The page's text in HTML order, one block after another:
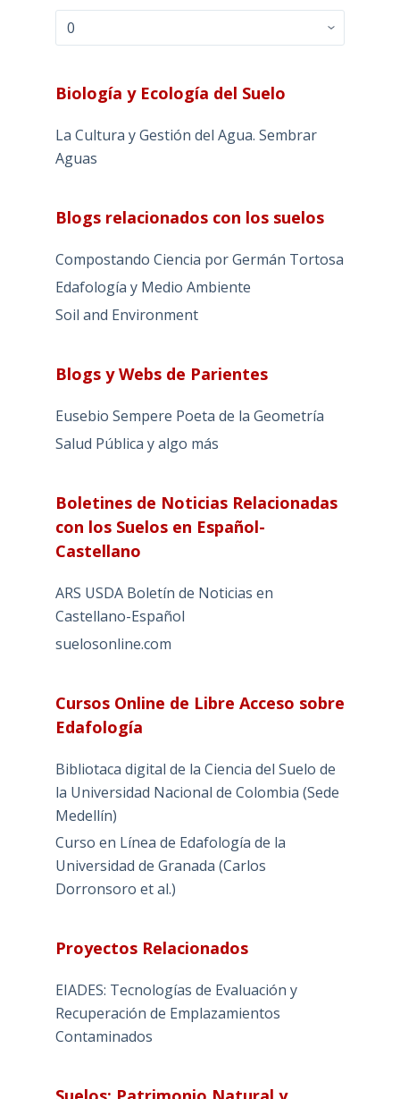
Archivos
Biología y Ecología del Suelo
La Cultura y Gestión del Agua. Sembrar
Aguas
Blogs relacionados con los suelos
Compostando Ciencia por Germán Tortosa
Edafología y Medio Ambiente
Soil and Environment
Blogs y Webs de Parientes
Eusebio Sempere Poeta de la Geometría
Salud Pública y algo más
Boletines de Noticias Relacionadas
con los Suelos en Español-
Castellano
ARS USDA Boletín de Noticias en
Castellano-Español
suelosonline.com
Cursos Online de Libre Acceso sobre
Edafología
Bibliotaca digital de la Ciencia del Suelo de
la Universidad Nacional de Colombia (Sede
Medellín)
Curso en Línea de Edafología de la
Universidad de Granada (Carlos
Dorronsoro et al.)
Proyectos Relacionados
EIADES: Tecnologías de Evaluación y
Recuperación de Emplazamientos
Contaminados